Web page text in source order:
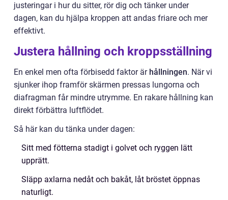
justeringar i hur du sitter, rör dig och tänker under
dagen, kan du hjälpa kroppen att andas friare och mer
effektivt.
Justera hållning och kroppsställning
En enkel men ofta förbisedd faktor är hållningen. När vi
sjunker ihop framför skärmen pressas lungorna och
diafragman får mindre utrymme. En rakare hållning kan
direkt förbättra luftflödet.
Så här kan du tänka under dagen:
Sitt med fötterna stadigt i golvet och ryggen lätt
upprätt.
Släpp axlarna nedåt och bakåt, låt bröstet öppnas
naturligt.